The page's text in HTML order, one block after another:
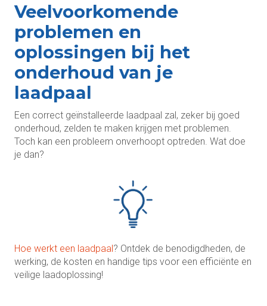
Veelvoorkomende
problemen en
oplossingen bij het
onderhoud van je
laadpaal
Een correct geïnstalleerde laadpaal zal, zeker bij goed
onderhoud, zelden te maken krijgen met problemen.
Toch kan een probleem onverhoopt optreden. Wat doe
je dan?
Hoe werkt een laadpaal? Ontdek de benodigdheden, de
werking, de kosten en handige tips voor een efficiënte en
veilige laadoplossing!